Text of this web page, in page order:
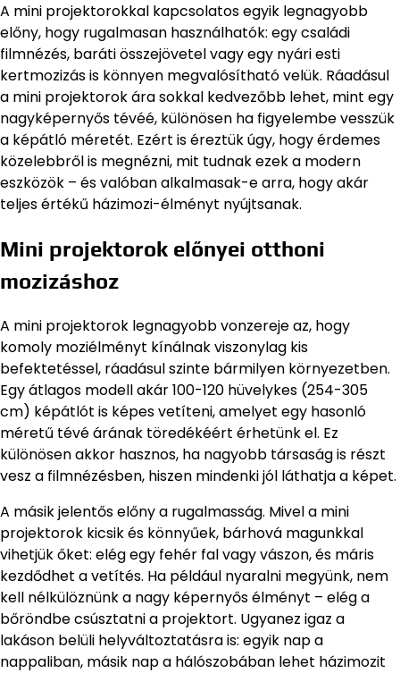
A mini projektorokkal kapcsolatos egyik legnagyobb
előny, hogy rugalmasan használhatók: egy családi
filmnézés, baráti összejövetel vagy egy nyári esti
kertmozizás is könnyen megvalósítható velük. Ráadásul
a mini projektorok ára sokkal kedvezőbb lehet, mint egy
nagyképernyős tévéé, különösen ha figyelembe vesszük
a képátló méretét. Ezért is éreztük úgy, hogy érdemes
közelebbről is megnézni, mit tudnak ezek a modern
eszközök – és valóban alkalmasak-e arra, hogy akár
teljes értékű házimozi-élményt nyújtsanak.
Mini projektorok előnyei otthoni
mozizáshoz
A mini projektorok legnagyobb vonzereje az, hogy
komoly moziélményt kínálnak viszonylag kis
befektetéssel, ráadásul szinte bármilyen környezetben.
Egy átlagos modell akár 100-120 hüvelykes (254-305
cm) képátlót is képes vetíteni, amelyet egy hasonló
méretű tévé árának töredékéért érhetünk el. Ez
különösen akkor hasznos, ha nagyobb társaság is részt
vesz a filmnézésben, hiszen mindenki jól láthatja a képet.
A másik jelentős előny a rugalmasság. Mivel a mini
projektorok kicsik és könnyűek, bárhová magunkkal
vihetjük őket: elég egy fehér fal vagy vászon, és máris
kezdődhet a vetítés. Ha például nyaralni megyünk, nem
kell nélkülöznünk a nagy képernyős élményt – elég a
bőröndbe csúsztatni a projektort. Ugyanez igaz a
lakáson belüli helyváltoztatásra is: egyik nap a
nappaliban, másik nap a hálószobában lehet házimozit